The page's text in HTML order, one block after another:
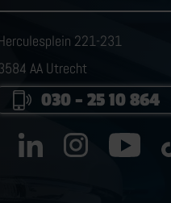
221-231
AA Utrecht
030 – 25 10 864